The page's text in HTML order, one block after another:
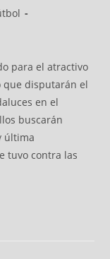
para el atractivo
que disputarán el
en el
buscarán
última
tuvo contra las